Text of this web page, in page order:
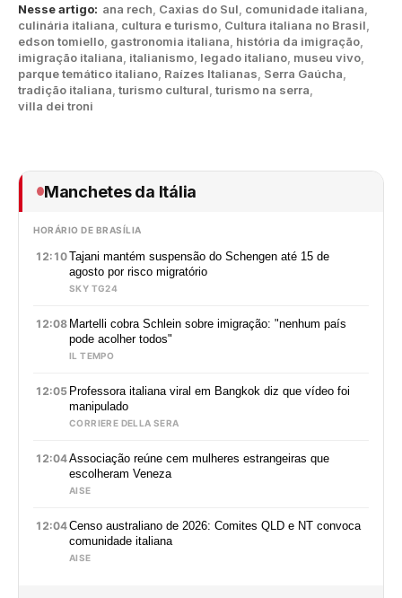
Nesse artigo: ana rech Caxias do Sul comunidade italiana
culinária italiana cultura e turismo Cultura italiana no Brasil
edson tomiello gastronomia italiana história da imigração
imigração italiana italianismo legado italiano museu vivo
parque temático italiano Raízes Italianas Serra Gaúcha
tradição italiana turismo cultural turismo na serra
villa dei troni
Manchetes da Itália
HORÁRIO DE BRASÍLIA
12:10Tajani mantém suspensão do Schengen até 15 de
agosto por risco migratório
SKY TG24
12:08 Martelli cobra Schlein sobre imigração: "nenhum país
pode acolher todos"
IL TEMPO
12:05 Professora italiana viral em Bangkok diz que vídeo foi
manipulado
CORRIERE DELLA SERA
12:04Associação reúne cem mulheres estrangeiras que
escolheram Veneza
AISE
12:04Censo australiano de 2026: Comites QLD e NT convoca
comunidade italiana
AISE